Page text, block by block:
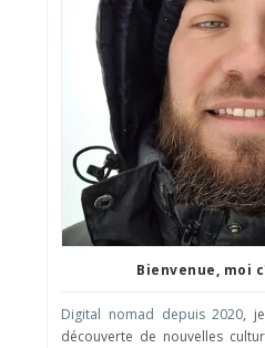
Bienvenue, moi
Digital nomad depuis 2020,
découverte de nouvelles